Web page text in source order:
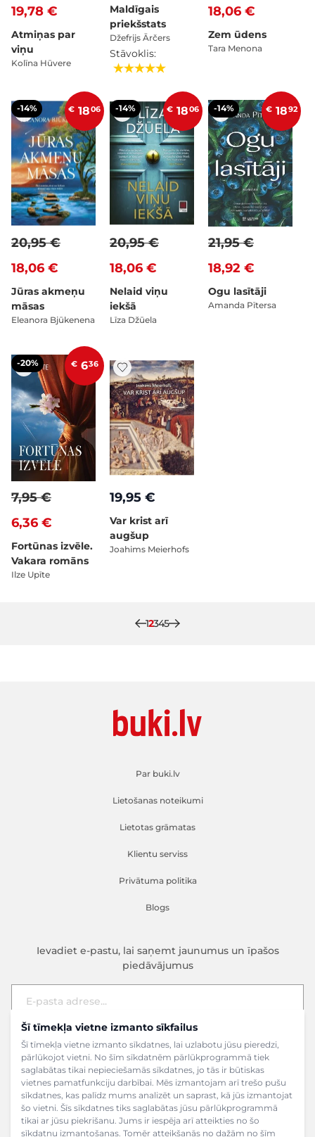
Šī tīmekļa vietne izmanto sīkfailus
Šī tīmekļa vietne izmanto sīkdatnes, lai uzlabotu jūsu pieredzi,
pārlūkojot vietni. No šīm sīkdatnēm pārlūkprogrammā tiek
saglabātas tikai nepieciešamās sīkdatnes, jo tās ir būtiskas
vietnes pamatfunkciju darbībai. Mēs izmantojam arī trešo pušu
sīkdatnes, kas palīdz mums analizēt un saprast, kā jūs izmantojat
šo vietni. Šīs sīkdatnes tiks saglabātas jūsu pārlūkprogrammā
tikai ar jūsu piekrišanu. Jums ir iespēja arī atteikties no šo
sīkdatņu izmantošanas. Tomēr atteikšanās no dažām no šīm
19,78 €
Atmiņas par
viņu
Kolīna Hūvere
Maldīgais
priekšstats
Džefrijs Ārčers
Stāvoklis:
18,06 €
Zem ūdens
Tara Menona
-14% € 1806
18,06 €
20,95 €
Jūras akmeņu
māsas
Eleanora Bjūkenena
-14% € 1806
18,06 €
20,95 €
Nelaid viņu
iekšā
Līza Džūela
-14% € 1892
18,92 €
21,95 €
Ogu lasītāji
Amanda Pītersa
-20% € 636
6,36 €
7,95 €
Fortūnas izvēle.
Vakara romāns
Ilze Upīte
19,95 €
Var krist arī
augšup
Joahims Meierhofs
Lapa
1Pašlaik lasāt lapu
2Lapa
3Lapa
4Lapa
5
Par buki.lv
Lietošanas noteikumi
Lietotas grāmatas
Klientu serviss
Privātuma politika
Blogs
Ievadiet e-pastu, lai saņemt jaunumus un īpašos
piedāvājumus
E-pasta adrese
Pieteikties